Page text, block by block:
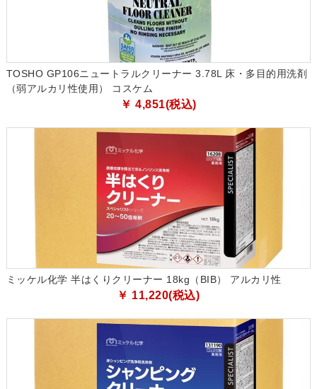
TOSHO GP106ニュートラルクリーナー 3.78L 床・多目的用洗剤
（弱アルカリ性使用） コスケム
￥ 4,851(税込)
ミッケル化学 半はくりクリーナー 18kg（BIB） アルカリ性
￥ 11,220(税込)